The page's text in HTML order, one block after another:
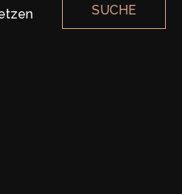
SUCHE